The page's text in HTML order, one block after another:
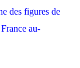
des figures de
au-